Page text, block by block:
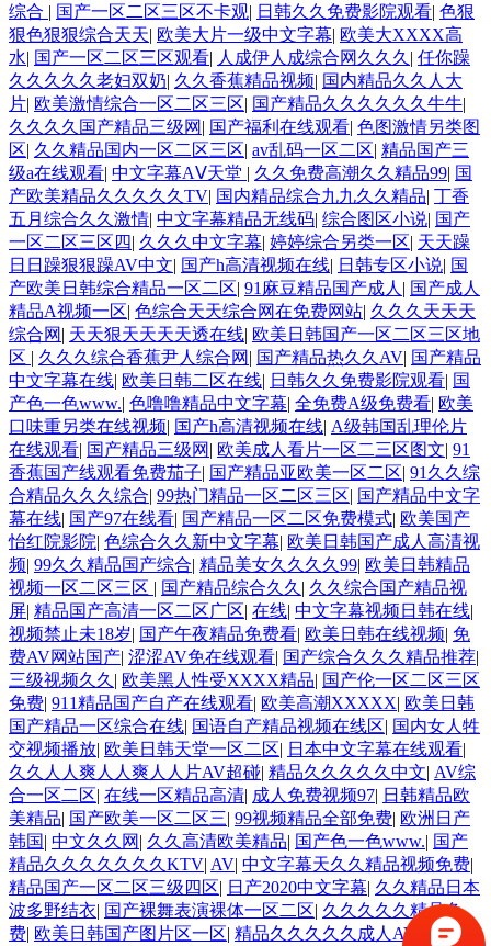
综合 | 国产一区二区三区不卡观| 日韩久久免费影院观看| 色狠
狠色狠狠综合天天| 欧美大片一级中文字幕| 欧美大XXXX高
水| 国产一区二区三区观看| 人成伊人成综合网久久久 | 任你躁
久久久久久老妇双奶| 久久香蕉精品视频| 国内精品久久人大
片| 欧美激情综合一区二区三区| 国产精品久久久久久久牛牛|
久久久久国产精品三级网 | 国产福利在线观看| 色图激情另类图
区| 久久精品国内一区二区三区| av乱码一区二区| 精品国产三
级a在线观看| 中文字幕AⅤ天堂 | 久久免费高潮久久精品99| 国
产欧美精品久久久久久TV| 国内精品综合九九久久精品| 丁香
五月综合久久激情| 中文字幕精品无线码| 综合图区小说| 国产
一区二区三区四| 久久久中文字幕| 婷婷综合另类一区| 天天躁
日日躁狠狠躁AV中文| 国产h高清视频在线| 日韩专区小说| 国
产欧美日韩综合精品一区二区| 91麻豆精品国产成人 | 国产成人
精品A视频一区| 色综合天天综合网在免费网站| 久久久天天天
综合网 | 天天狠天天天天透在线| 欧美日韩国产一区二区三区地
区 | 久久久综合香蕉尹人综合网 | 国产精品热久久AV| 国产精品
中文字幕在线| 欧美日韩二区在线| 日韩久久免费影院观看| 国
产色一色www.| 色噜噜精品中文字幕| 全免费A级免费看| 欧美
口味重另类在线视频| 国产h高清视频在线| A级韩国乱理伦片
在线观看| 国产精品三级网 | 欧美成人看片一区二三区图文| 91
香蕉国产线观看免费茄子| 国产精品亚欧美一区二区| 91久久综
合精品久久久综合| 99热门精品一区二区三区| 国产精品中文字
幕在线| 国产97在线看| 国产精品一区二区免费模式| 欧美国产
怡红院影院| 色综合久久新中文字幕| 欧美日韩国产成人高清视
频| 99久久精品国产综合| 精品美女久久久久99| 欧美日韩精品
视频一区二区三区 | 国产精品综合久久 | 久久综合国产精品视
屏| 精品国产高清一区二区广区| 在线| 中文字幕视频日韩在线|
视频禁止未18岁| 国产午夜精品免费看| 欧美日韩在线视频| 免
费AV网站国产| 涩涩AV免在线观看| 国产综合久久久精品推荐|
三级视频久久 | 欧美黑人性受XXXX精品| 国产伦一区二区三区
免费| 911精品国产自产在线观看| 欧美高潮XXXXX| 欧美日韩
国产精品一区综合在线| 国语自产精品视频在线区| 国内女人牲
交视频播放| 欧美日韩天堂一区二区| 日本中文字幕在线观看|
久久人人爽人人爽人人片AV超碰| 精品久久久久久中文| AV综
合一区二区| 在线一区精品高清| 成人免费视频97| 日韩精品欧
美精品| 国产欧美一区二区三| 99视频精品全部免费| 欧洲日产
韩国| 中文久久网 | 久久高清欧美精品| 国产色一色www.| 国产
精品久久久久久久久KTV| AV| 中文字幕天久久精品视频免费|
精品国产一区二区三级四区| 日产2020中文字幕| 久久精品日本
波多野结衣| 国产裸舞表演裸体一区二区| 久久久久久精品免
费| 欧美日韩国产图片区一区| 精品久久久久久成人AV 久久精